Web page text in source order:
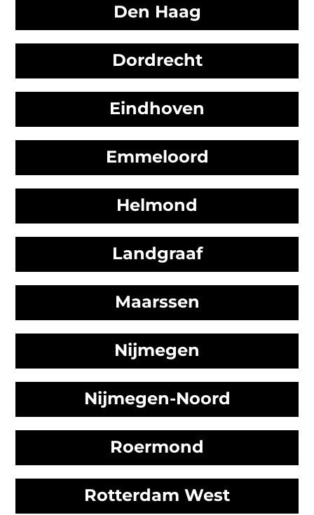
Den Haag
Dordrecht
Eindhoven
Emmeloord
Helmond
Landgraaf
Maarssen
Nijmegen
Nijmegen-Noord
Roermond
Rotterdam West